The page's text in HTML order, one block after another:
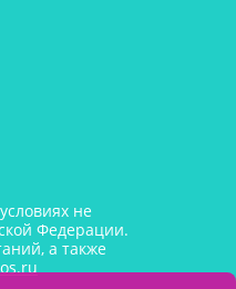
не
Федерации.
а также